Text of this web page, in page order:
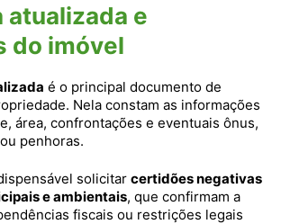
atualizada e
do imóvel
é o principal documento de
Nela constam as informações
área, confrontações e eventuais ônus,
penhoras.
solicitar certidões negativas
e ambientais, que confirmam a
fiscais ou restrições legais